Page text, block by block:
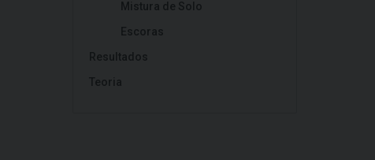
Mistura de Solo
Escoras
Resultados
Teoria